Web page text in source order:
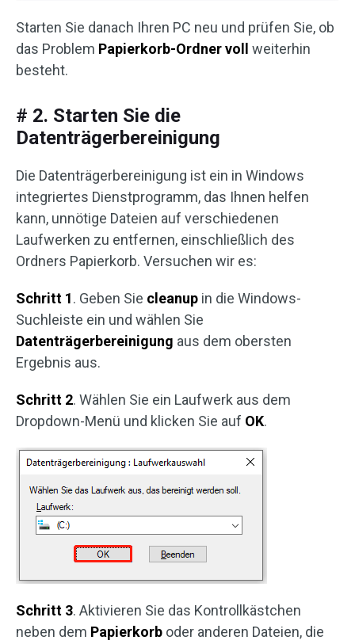
Starten Sie danach Ihren PC neu und prüfen Sie, ob
das Problem Papierkorb-Ordner voll weiterhin
besteht.
# 2. Starten Sie die
Datenträgerbereinigung
Die Datenträgerbereinigung ist ein in Windows
integriertes Dienstprogramm, das Ihnen helfen
kann, unnötige Dateien auf verschiedenen
Laufwerken zu entfernen, einschließlich des
Ordners Papierkorb. Versuchen wir es:
Schritt 1. Geben Sie cleanup in die Windows-
Suchleiste ein und wählen Sie
Datenträgerbereinigung aus dem obersten
Ergebnis aus.
Schritt 2. Wählen Sie ein Laufwerk aus dem
Dropdown-Menü und klicken Sie auf OK.
Schritt 3. Aktivieren Sie das Kontrollkästchen
neben dem Papierkorb oder anderen Dateien, die